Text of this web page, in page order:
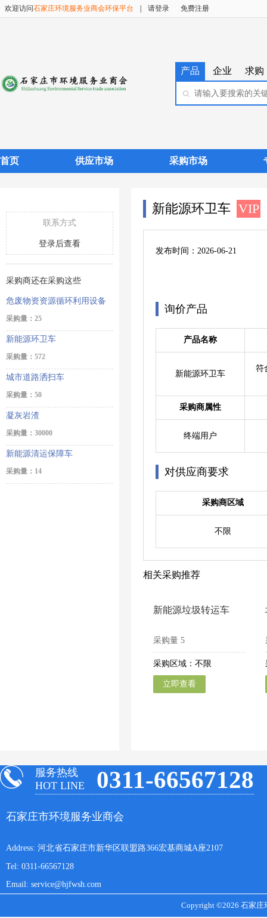
欢迎访问石家庄环境服务业商会环保平台 请登录 免费注册
产品 企业 求购
首页 供应市场 采购市场
联系方式
登录后查看
采购商还在采购这些
危废物资资源循环利用设备
采购量：25
新能源环卫车
采购量：572
城市道路洒扫车
采购量：50
凝灰岩渣
采购量：30000
新能源清运保障车
采购量：14
新能源环卫车 VIP
发布时间：2026-06-21
询价产品
产品名称
新能源环卫车
符
采购商属性
终端用户
对供应商要求
采购商区域
不限
相关采购推荐
新能源垃圾转运车
采购量 5
采购区域：不限
立即查看
服务热线
HOT LINE
0311-66567128
石家庄市环境服务业商会
Address: 河北省石家庄市新华区联盟路366宏基商城A座2107
Tel: 0311-66567128
Email: service@hjfwsh.com
Copyright ©2026 石家